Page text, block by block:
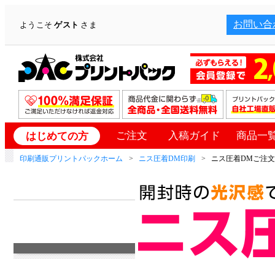
ようこそゲスト さま お問い合
はじめての方 ご注文 入稿ガイド 商品一
印刷通販プリントパックホーム ニス圧着DM印刷 ニス圧着DMご注文